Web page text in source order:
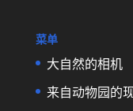
菜单
大自然的相机
来自动物园的